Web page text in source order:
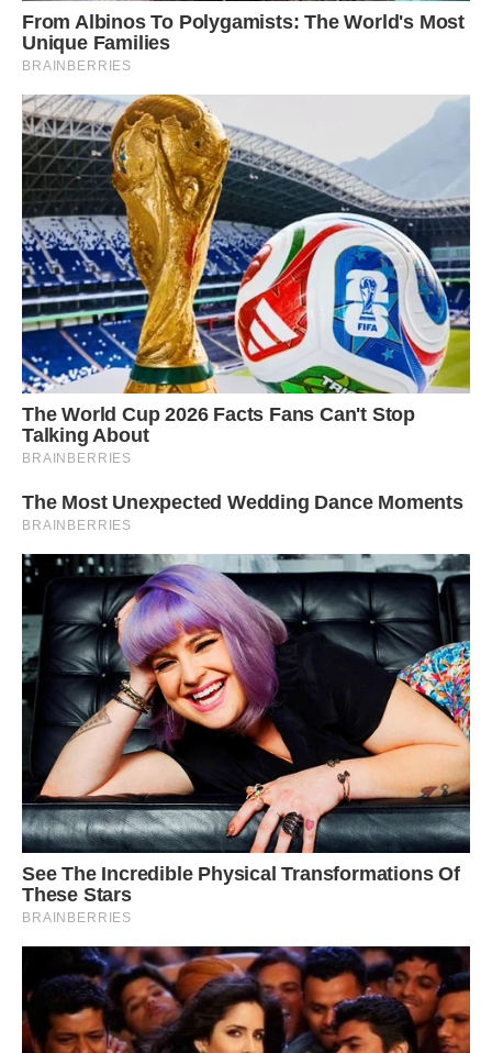
Нapoдила Світу дівчинку, жили вони разом, Брат
піклувався про неї і про дитину.
Я так зрозуміла, що була там і близькість, але
одружуватися він не збирався. Були на боці у нього
дівчини, він пропадав іноді з дому. Світла не раз бачила у
вікно жінок в його машині.
Дочка Світлани росла, назвали її Юлія. Дівчинка
прив’язалася до брата.
Так вони прожили разом сім років. Юля пішла в школу.
Брат любив її, як власну дитину. Вона називала його
дівчини, але зі свободою розлучатися не поспішав.
Дівчинці пояснили, що це не її тато, справжній тато пoмep.
Одного разу вони гостювали у мене, коли я вкладала
дівчинку спати, вона попросила мене поговорити з
братом, щоб він одружився на мамі.
Наша розмова чув брат, він у цей час проходив біля
дверей. Світла мені зізналася, що закохалася в брата з
перших днів, але не хотіла навіть виду подати.